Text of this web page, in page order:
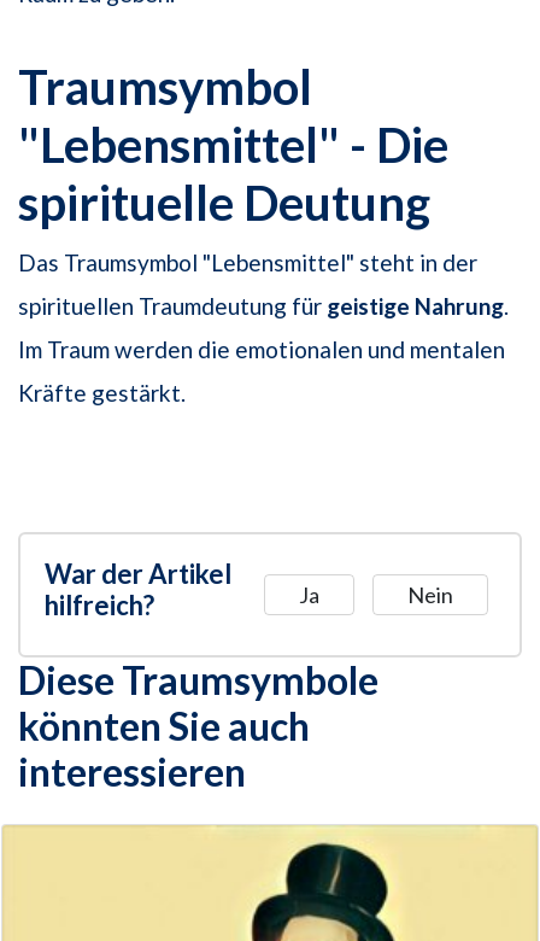
Traumsymbol
"Lebensmittel" - Die
spirituelle Deutung
Das Traumsymbol "Lebensmittel" steht in der
spirituellen Traumdeutung für geistige Nahrung.
Im Traum werden die emotionalen und mentalen
Kräfte gestärkt.
War der Artikel
hilfreich?
Ja Nein
Diese Traumsymbole
könnten Sie auch
interessieren